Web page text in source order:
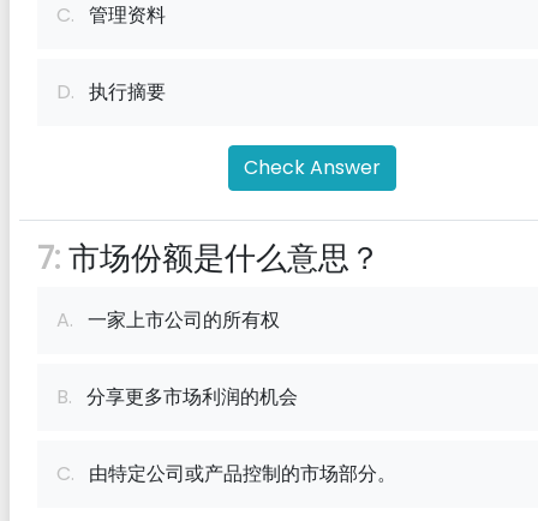
C. 管理资料
D. 执行摘要
Check Answer
7:市场份额是什么意思？
A. 一家上市公司的所有权
B. 分享更多市场利润的机会
C. 由特定公司或产品控制的市场部分。